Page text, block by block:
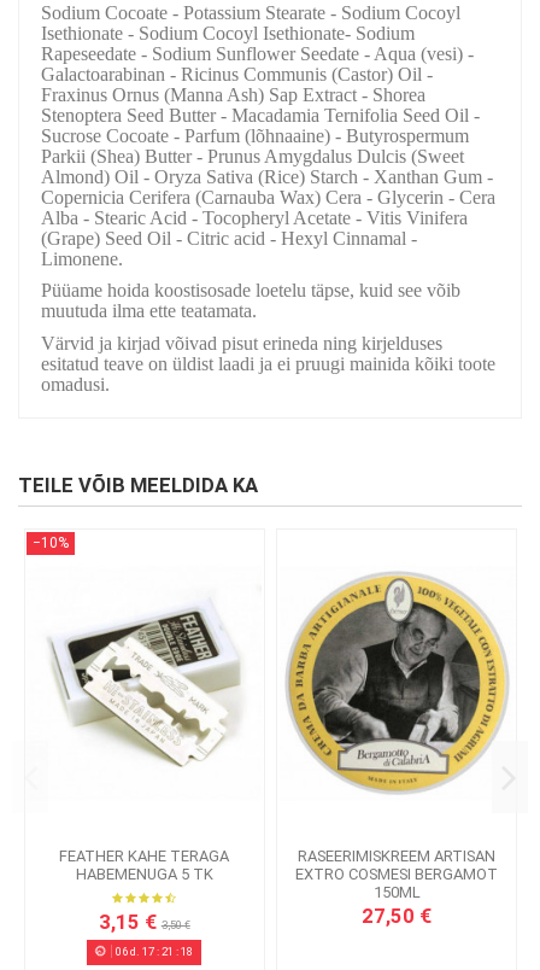
Sodium Cocoate - Potassium Stearate - Sodium Cocoyl
Isethionate - Sodium Cocoyl Isethionate- Sodium
Rapeseedate - Sodium Sunflower Seedate - Aqua (vesi) -
Galactoarabinan - Ricinus Communis (Castor) Oil -
Fraxinus Ornus (Manna Ash) Sap Extract - Shorea
Stenoptera Seed Butter - Macadamia Ternifolia Seed Oil -
Sucrose Cocoate - Parfum (lõhnaaine) - Butyrospermum
Parkii (Shea) Butter - Prunus Amygdalus Dulcis (Sweet
Almond) Oil - Oryza Sativa (Rice) Starch - Xanthan Gum -
Copernicia Cerifera (Carnauba Wax) Cera - Glycerin - Cera
Alba - Stearic Acid - Tocopheryl Acetate - Vitis Vinifera
(Grape) Seed Oil - Citric acid - Hexyl Cinnamal -
Limonene.
Püüame hoida koostisosade loetelu täpse, kuid see võib
muutuda ilma ette teatamata.
Värvid ja kirjad võivad pisut erineda ning kirjelduses
esitatud teave on üldist laadi ja ei pruugi mainida kõiki toote
omadusi.
TEILE VÕIB MEELDIDA KA
−10%
FEATHER KAHE TERAGA
HABEMENUGA 5 TK
3,15 €3,50 €
06d. 17:21 :18
RASEERIMISKREEM ARTISAN
EXTRO COSMESI BERGAMOT
150ML
27,50 €